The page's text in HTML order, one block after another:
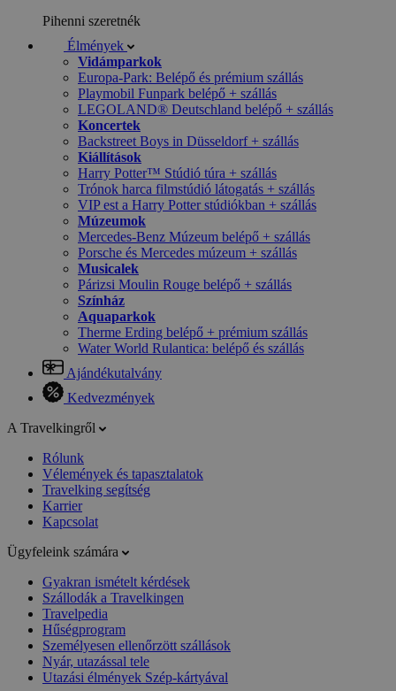
Pihenni szeretnék
Élmények
Vidámparkok
Europa-Park: Belépő és prémium szállás
Playmobil Funpark belépő + szállás
LEGOLAND® Deutschland belépő + szállás
Koncertek
Backstreet Boys in Düsseldorf + szállás
Kiállítások
Harry Potter™ Stúdió túra + szállás
Trónok harca filmstúdió látogatás + szállás
VIP est a Harry Potter stúdiókban + szállás
Múzeumok
Mercedes-Benz Múzeum belépő + szállás
Porsche és Mercedes múzeum + szállás
Musicalek
Párizsi Moulin Rouge belépő + szállás
Színház
Aquaparkok
Therme Erding belépő + prémium szállás
Water World Rulantica: belépő és szállás
Ajándékutalvány
Kedvezmények
A Travelkingről
Rólunk
Vélemények és tapasztalatok
Travelking segítség
Karrier
Kapcsolat
Ügyfeleink számára
Gyakran ismételt kérdések
Szállodák a Travelkingen
Travelpedia
Hűségprogram
Személyesen ellenőrzött szállások
Nyár, utazással tele
Utazási élmények Szép-kártyával